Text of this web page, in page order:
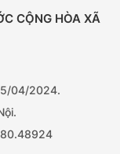
CỘNG HÒA XÃ
04/2024.